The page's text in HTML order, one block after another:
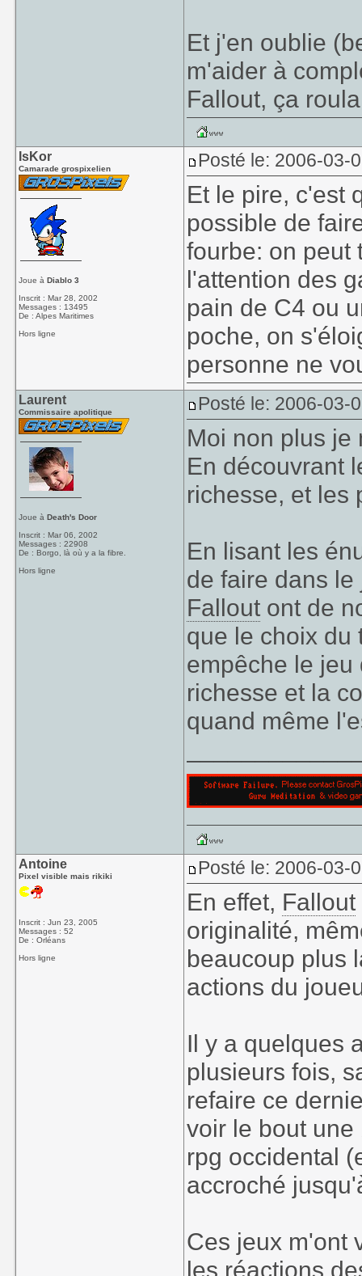
Et j'en oublie
m'aider à
Fallout, ça
IsKor
Camarade grospixelien
Joue àDiablo 3
Inscrit : Mar 28, 2002
Messages : 13495
De : Alpes Maritimes
Hors ligne
Posté le: 2006-03-
Et le pire, c'est
possible de
fourbe: on peut
l'attention des
pain de C4 ou
poche, on
personne ne
Laurent
Commissaire apolitique
Joue àDeath's Door
Inscrit : Mar 06, 2002
Messages : 22908
De : Borgo, là où y a la fibre.
Hors ligne
Posté le: 2006-03-
Moi non plus
En découvrant
richesse, et les
En lisant les
de faire dans
Fallout ont de
que le choix du
empêche le jeu
richesse et la
quand même
Antoine
Pixel visible mais rikiki
Inscrit : Jun 23, 2005
Messages : 52
De : Orléans
Hors ligne
Posté le: 2006-03-
En effet, Fallout
originalité,
beaucoup plus
actions du
Il y a quelques
plusieurs fois,
refaire ce
voir le bout
rpg occidental
accroché
Ces jeux m'ont
les réactions